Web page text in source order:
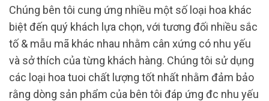
Chúng bên tôi cung ứng nhiều một số loại hoa khác
biệt đến quý khách lựa chọn, với tương đối nhiều sắc
tố & mẫu mã khác nhau nhằm cân xứng có nhu yếu
và sở thích của từng khách hàng. Chúng tôi sử dụng
các loại hoa tuoi chất lượng tốt nhất nhằm đảm bảo
rằng dòng sản phẩm của bên tôi đáp ứng đc nhu yếu